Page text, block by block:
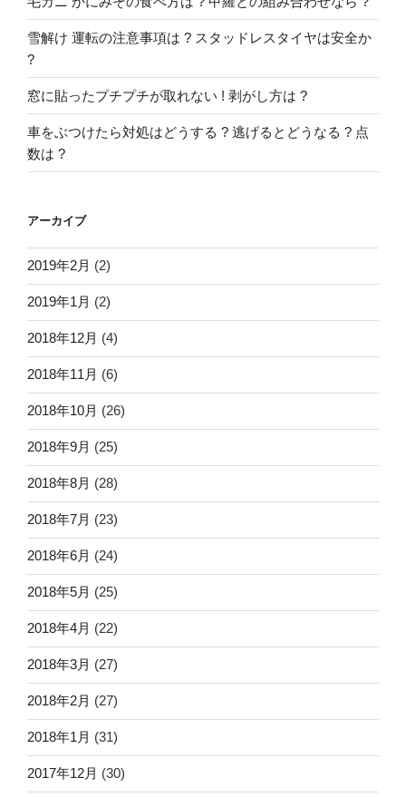
雪解け 運転の注意事項は ? スタッドレスタイヤは安全か
?
窓に貼ったプチプチが取れない ! 剥がし方は ?
車をぶつけたら対処はどうする ? 逃げるとどうなる ? 点
数は ?
アーカイブ
2019年2月 (2)
2019年1月 (2)
2018年12月 (4)
2018年11月 (6)
2018年10月 (26)
2018年9月 (25)
2018年8月 (28)
2018年7月 (23)
2018年6月 (24)
2018年5月 (25)
2018年4月 (22)
2018年3月 (27)
2018年2月 (27)
2018年1月 (31)
2017年12月 (30)